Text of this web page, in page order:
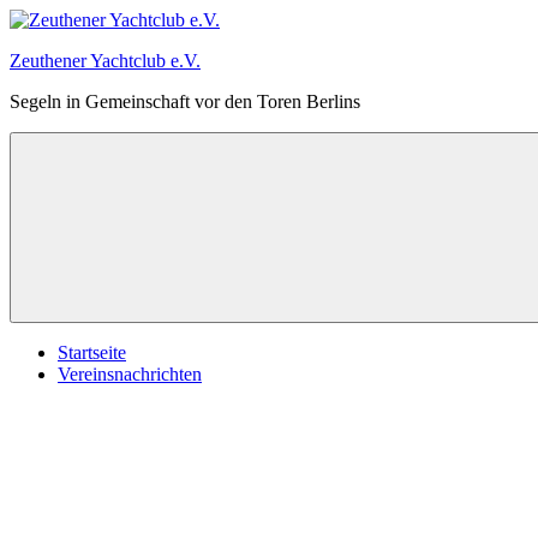
Zum
springen
Zeuthener Yachtclub e.V.
Segeln in Gemeinschaft vor den Toren Berlins
Startseite
Vereinsnachrichten